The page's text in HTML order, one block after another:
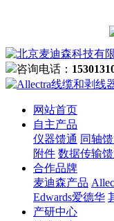
咨询电话：
网站首页
自主产品
仪器馈通 同轴
附件 数据传输
合作品牌
麦迪森产品
Edwards爱德华
产研中心